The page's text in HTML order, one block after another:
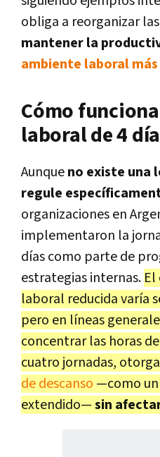
obliga a reorganizar
mantener la
ambiente laboral
Cómo
laboral de 4
Aunqueno existe una
regule
organizaciones en
implementaron la
días como parte de
estrategias internas. El
laboral reducida varía
pero en líneas
concentrar las horas
cuatro jornadas,
de descanso —como un
extendido—sin